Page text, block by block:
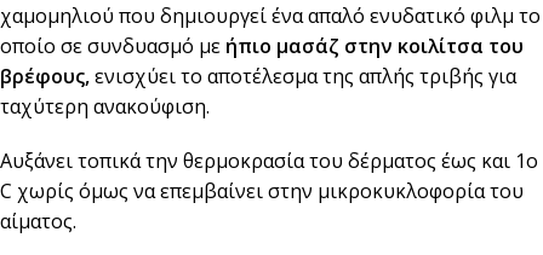
χαμομηλιού που δημιουργεί ένα απαλό ενυδατικό φιλμ το
οποίο σε συνδυασμό με ήπιο μασάζ στην κοιλίτσα του
βρέφους,ενισχύει το αποτέλεσμα της απλής τριβής για
ταχύτερη ανακούφιση.
Αυξάνει τοπικά την θερμοκρασία του δέρματος έως και 1ο
C χωρίς όμως να επεμβαίνει στην μικροκυκλοφορία του
αίματος.